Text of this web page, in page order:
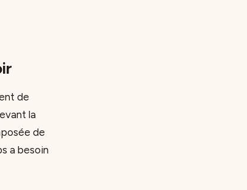
de
la
de
a besoin